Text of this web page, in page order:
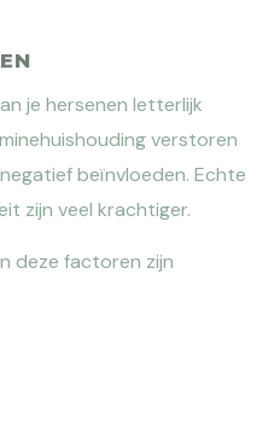
je hersenen letterlijk
verstoren
beïnvloeden. Echte
zijn veel krachtiger.
deze factoren zijn